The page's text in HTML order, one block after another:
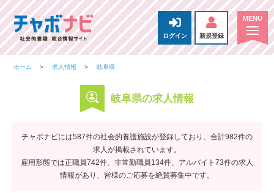
ログイン 新規登録
ホーム 求人情報 岐阜県
岐阜県の求人情報
チャボナビには587件の社会的養護施設が登録しており、合計982件の
求人が掲載されています。
雇用形態では正職員742件、非常勤職員134件、アルバイト73件の求人
情報があり、皆様のご応募を絶賛募集中です。